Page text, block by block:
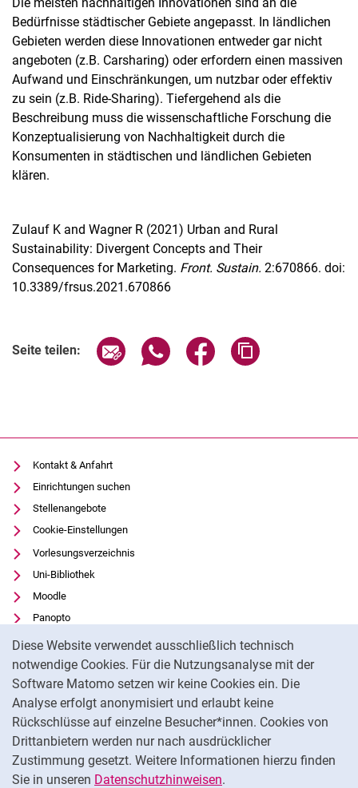
Diese Website verwendet ausschließlich technisch
notwendige Cookies. Für die Nutzungsanalyse mit der
Software Matomo setzen wir keine Cookies ein. Die
Analyse erfolgt anonymisiert und erlaubt keine
Rückschlüsse auf einzelne Besucher*innen. Cookies von
Drittanbietern werden nur nach ausdrücklicher
Zustimmung gesetzt. Weitere Informationen hierzu finden
Sie in unseren Datenschutzhinweisen.
Bedürfnisse städtischer Gebiete angepasst. In ländlichen
Gebieten werden diese Innovationen entweder gar nicht
angeboten (z.B. Carsharing) oder erfordern einen massiven
Aufwand und Einschränkungen, um nutzbar oder effektiv
zu sein (z.B. Ride-Sharing). Tiefergehend als die
Beschreibung muss die wissenschaftliche Forschung die
Konzeptualisierung von Nachhaltigkeit durch die
Konsumenten in städtischen und ländlichen Gebieten
klären.
Zulauf K and Wagner R (2021) Urban and Rural
Sustainability: Divergent Concepts and Their
Consequences for Marketing. Front. Sustain. 2:670866. doi:
10.3389/frsus.2021.670866
Seite teilen: Seite über E-Mail teilen
Seite über WhatsApp teilen
Seite über Facebook
Kontakt & Anfahrt
Einrichtungen suchen
Stellenangebote
Cookie-Einstellungen
Vorlesungsverzeichnis
Uni-Bibliothek
Moodle
Panopto
Datenschutz
Barrierefreiheit
Transparenter KI-Einsatz
Impressum
Externer Link: Universität Kassel auf
Facebook(öffnet neues Fenster)
Externer Link: Universität Kassel auf
Instagram (öffnet neues Fenster)